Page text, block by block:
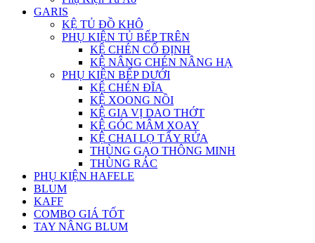
GARIS
KỆ TỦ ĐỒ KHÔ
PHỤ KIỆN TỦ BẾP TRÊN
KỆ CHÉN CỐ ĐỊNH
KỆ NÂNG CHÉN NÂNG HẠ
PHỤ KIỆN BẾP DƯỚI
KỆ CHÉN ĐĨA
KỆ XOONG NỒI
KỆ GIA VỊ DAO THỚT
KỆ GÓC MÂM XOAY
KỆ CHAI LỌ TẨY RỬA
THÙNG GẠO THÔNG MINH
THÙNG RÁC
PHỤ KIỆN HAFELE
BLUM
KAFF
COMBO GIÁ TỐT
TAY NÂNG BLUM